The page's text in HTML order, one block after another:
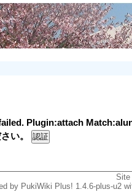
Plugin:attach
い。
by PukiWiki Plus! 1.4.6-plus-u2